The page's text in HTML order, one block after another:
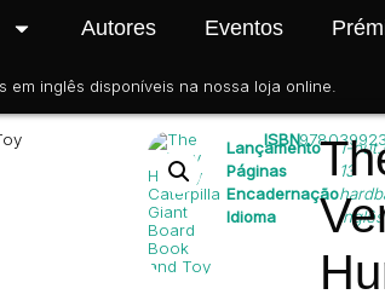
Autores Eventos
Contactos
Lançamento
1-
Páginas
13
Encadernação
Idioma
Inglês
ISBN
em inglês disponíveis na nossa loja online.